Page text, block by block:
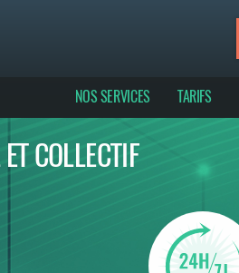
NOS SERVICES TARIFS
COLLECTIF